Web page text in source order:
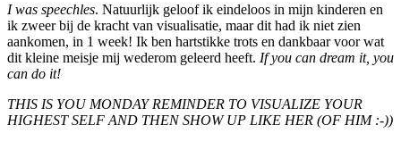
I was speechles. Natuurlijk geloof ik eindeloos in mijn kinderen en
ik zweer bij de kracht van visualisatie, maar dit had ik niet zien
aankomen, in 1 week! Ik ben hartstikke trots en dankbaar voor wat
dit kleine meisje mij wederom geleerd heeft. If you can dream it, you
can do it!
THIS IS YOU MONDAY REMINDER TO VISUALIZE YOUR
HIGHEST SELF AND THEN SHOW UP LIKE HER (OF HIM :-))